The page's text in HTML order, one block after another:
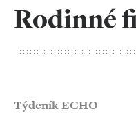
Rodinné
Týdeník ECHO